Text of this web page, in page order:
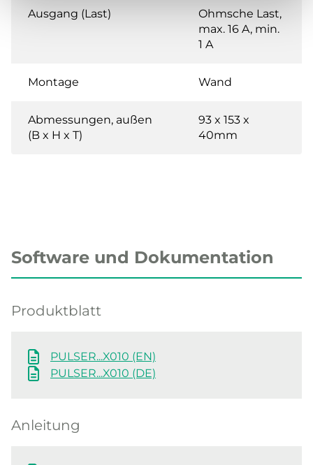
Ausgang (Last)
Ohmsche Last,
max. 16 A, min.
1 A
Montage Wand
Abmessungen, außen
(B x H x T)
93 x 153 x
40mm
Software und Dokumentation
Produktblatt
PULSER...X010 (EN)
PULSER...X010 (DE)
Anleitung